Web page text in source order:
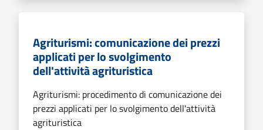
Agriturismi: comunicazione dei prezzi
applicati per lo svolgimento
dell'attività agrituristica
Agriturismi: procedimento di comunicazione dei
prezzi applicati per lo svolgimento dell'attività
agrituristica